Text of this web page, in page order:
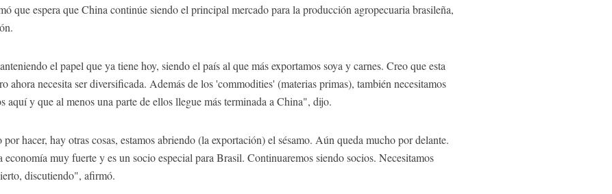
que espera que China continúe siendo el principal mercado para la producción agropecuaria brasileña,
el papel que ya tiene hoy, siendo el país al que más exportamos soya y carnes. Creo que esta
ahora necesita ser diversificada. Además de los 'commodities' (materias primas), también necesitamos
aquí y que al menos una parte de ellos llegue más terminada a China", dijo.
hacer, hay otras cosas, estamos abriendo (la exportación) el sésamo. Aún queda mucho por delante.
muy fuerte y es un socio especial para Brasil. Continuaremos siendo socios. Necesitamos
discutiendo", afirmó.